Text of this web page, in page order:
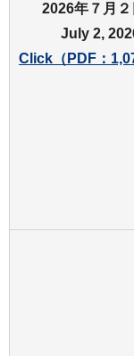
2026年７月２
July 2,
Click（PDF：